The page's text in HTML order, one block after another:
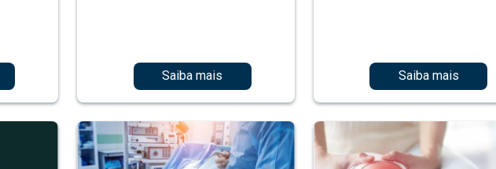
Saiba mais Saiba mais